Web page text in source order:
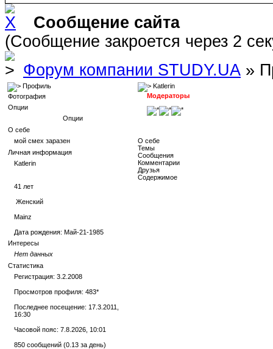
Сообщение сайта
(Сообщение закроется через 2
Форум компании STUDY.UA »
Профиль
Фотография
Опции
Опции
О себе
мой смех заразен
Личная информация
Katlerin
41 лет
Женский
Mainz
Дата рождения: Май-21-1985
Интересы
Нет данных
Статистика
Регистрация: 3.2.2008
Просмотров профиля: 483*
Последнее посещение: 17.3.2011,
16:30
Часовой пояс: 7.8.2026, 10:01
850 сообщений (0.13 за день)
Katlerin
Модераторы
О себе
Темы
Сообщения
Комментарии
Друзья
Содержимое